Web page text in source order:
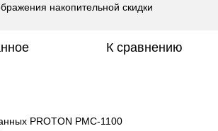
накопительной скидки
К сравнению
PROTON PMC-1100